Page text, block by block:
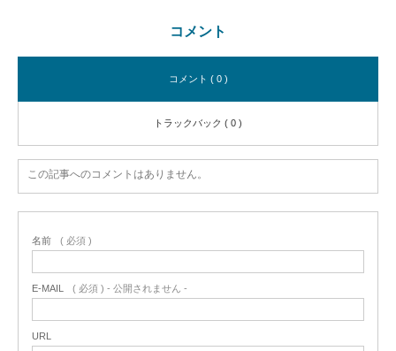
コメント
コメント ( 0 )
トラックバック ( 0 )
この記事へのコメントはありません。
名前 ( 必須 )
E-MAIL ( 必須 ) - 公開されません -
URL